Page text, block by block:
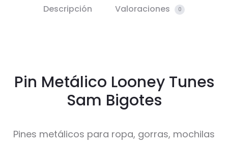
Descripción Valoraciones 0
Pin Metálico Looney Tunes
Sam Bigotes
Pines metálicos para ropa, gorras, mochilas